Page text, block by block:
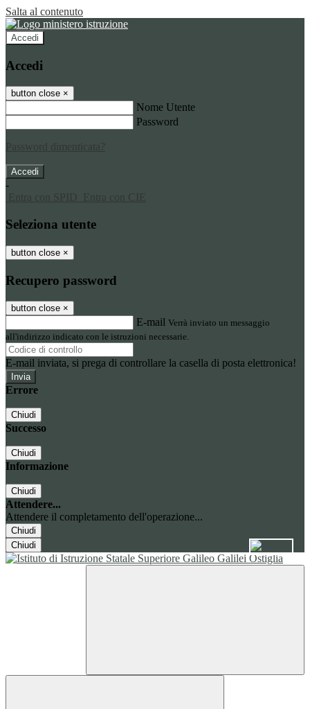
Salta al contenuto
Accedi
Accedi
button close ×
Nome Utente
Password
Password dimenticata?
-
Entra con SPID
Entra con CIE
Seleziona utente
button close ×
Recupero password
button close ×
E-mail Verrà inviato un messaggio
all'indirizzo indicato con le istruzioni necessarie.
E-mail inviata, si prega di controllare la casella di posta elettronica!
Errore
Chiudi
Successo
Chiudi
Informazione
Chiudi
Attendere...
Attendere il completamento dell'operazione...
Chiudi
Chiudi